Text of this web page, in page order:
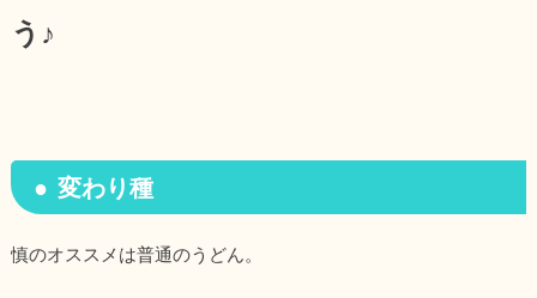
う♪
変わり種
慎のオススメは普通のうどん。